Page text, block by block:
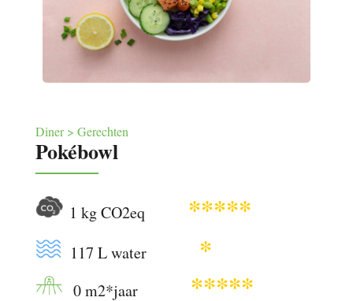
Diner > Gerechten
Pokébowl
1 kg CO2eq *****
117 L water *
0 m2*jaar *****